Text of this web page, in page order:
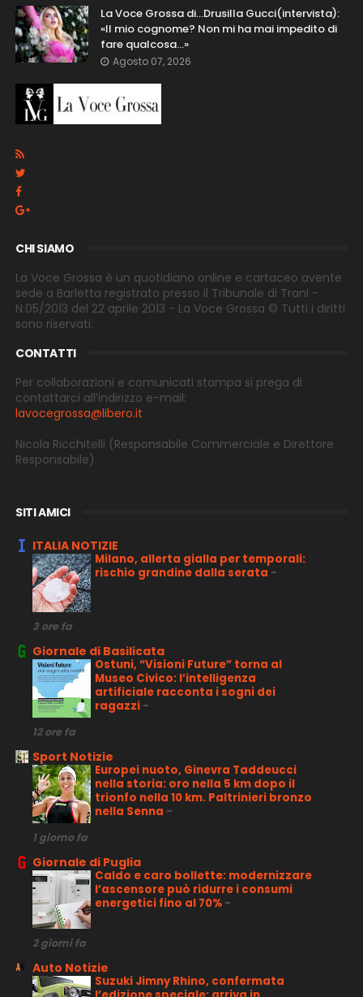
La Voce Grossa di…Drusilla Gucci(intervista):
«Il mio cognome? Non mi ha mai impedito di
fare qualcosa…»
Agosto 07, 2026
CHI SIAMO
La Voce Grossa è un quotidiano online e cartaceo avente
sede a Barletta registrato presso il Tribunale di Trani -
N.05/2013 del 22 aprile 2013 - La Voce Grossa © Tutti i diritti
sono riservati.
CONTATTI
Per collaborazioni e comunicati stampa si prega di
contattarci all’indirizzo e-mail:
lavocegrossa@libero.it
Nicola Ricchitelli (Responsabile Commerciale e Direttore
Responsabile).
SITI AMICI
ITALIA NOTIZIE
Milano, allerta gialla per temporali:
rischio grandine dalla serata -
3 ore fa
Giornale di Basilicata
Ostuni, “Visioni Future” torna al
Museo Civico: l’intelligenza
artificiale racconta i sogni dei
ragazzi -
12 ore fa
Sport Notizie
Europei nuoto, Ginevra Taddeucci
nella storia: oro nella 5 km dopo il
trionfo nella 10 km. Paltrinieri bronzo
nella Senna -
1 giorno fa
Giornale di Puglia
Caldo e caro bollette: modernizzare
l’ascensore può ridurre i consumi
energetici fino al 70% -
2 giorni fa
Auto Notizie
Suzuki Jimny Rhino, confermata